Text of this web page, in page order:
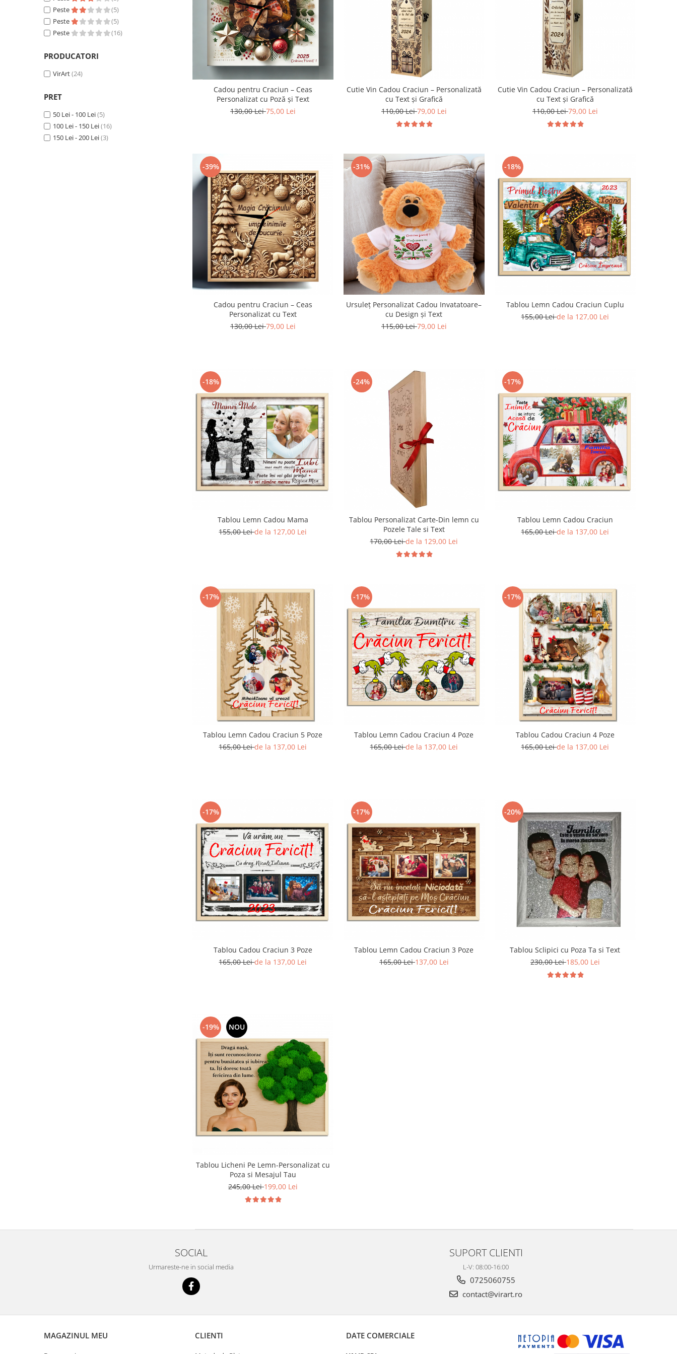
Cadouri Fiu/Fiică
Cadouri Bunici
Cadouri Meserii&Hobby
Cadouri Apicultori
Cadouri Avocati/Juristi
Cadouri Columbofili
Cadouri Doctori/Asistente
Peste
(5)
Peste
(5)
Peste
(16)
PRODUCATORI
VirArt(24)
PRET
50 Lei - 100 Lei(5)
100 Lei - 150 Lei(16)
150 Lei - 200 Lei(3)
Cadou pentru Craciun – Ceas
Personalizat cu Poză și Text
130,00 Lei75,00 Lei
Cutie Vin Cadou Craciun – Personalizată
cu Text și Grafică
110,00 Lei79,00 Lei
Cutie Vin Cadou Craciun – Personalizată
cu Text și Grafică
110,00 Lei79,00 Lei
-39%
Cadou pentru Craciun – Ceas
Personalizat cu Text
130,00 Lei79,00 Lei
-31%
Ursuleț Personalizat Cadou Invatatoare–
cu Design și Text
115,00 Lei79,00 Lei
-18%
Tablou Lemn Cadou Craciun Cuplu
155,00 Leide la 127,00 Lei
-18%
Tablou Lemn Cadou Mama
155,00 Leide la 127,00 Lei
-24%
Tablou Personalizat Carte-Din lemn cu
Pozele Tale si Text
170,00 Leide la 129,00 Lei
-17%
Tablou Lemn Cadou Craciun
165,00 Leide la 137,00 Lei
-17%
Tablou Lemn Cadou Craciun 5 Poze
165,00 Leide la 137,00 Lei
-17%
Tablou Lemn Cadou Craciun 4 Poze
165,00 Leide la 137,00 Lei
-17%
Tablou Cadou Craciun 4 Poze
165,00 Leide la 137,00 Lei
-17%
Tablou Cadou Craciun 3 Poze
165,00 Leide la 137,00 Lei
-17%
Tablou Lemn Cadou Craciun 3 Poze
165,00 Lei137,00 Lei
-20%
Tablou Sclipici cu Poza Ta si Text
230,00 Lei185,00 Lei
-19% NOU
Tablou Licheni Pe Lemn-Personalizat cu
Poza si Mesajul Tau
245,00 Lei199,00 Lei
SOCIAL
Urmareste-ne in social media
SUPORT CLIENTI
L-V: 08:00-16:00
0725060755
contact@virart.ro
MAGAZINUL MEU CLIENTI DATE COMERCIALE